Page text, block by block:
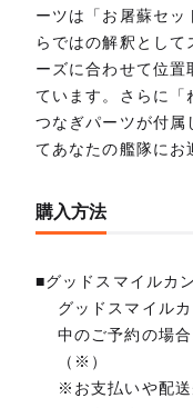
ーツは「お屠蘇セッ
らではの解釈とし
ーズに合わせて位置
ています。さらに
つなぎパーツが付属
てあなたの艦隊にお
購入方法
■グッドスマイルカ
グッドスマイル
中のご予約の場
（※）
※お支払いや配送